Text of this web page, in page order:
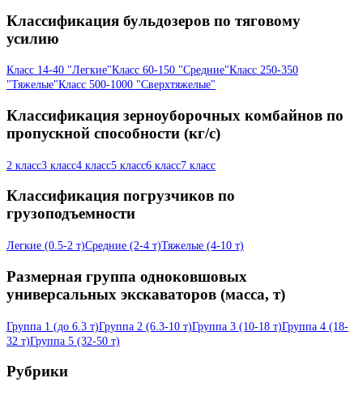
Классификация бульдозеров по тяговому
усилию
Класс 14-40 "Легкие"Класс 60-150 "Средние"Класс 250-350
"Тяжелые"Класс 500-1000 "Сверхтяжелые"
Классификация зерноуборочных комбайнов по
пропускной способности (кг/с)
2 класс3 класс4 класс5 класс6 класс7 класс
Классификация погрузчиков по
грузоподъемности
Легкие (0.5-2 т)Средние (2-4 т)Тяжелые (4-10 т)
Размерная группа одноковшовых
универсальных экскаваторов (масса, т)
Группа 1 (до 6.3 т)Группа 2 (6.3-10 т)Группа 3 (10-18 т)Группа 4 (18-
32 т)Группа 5 (32-50 т)
Рубрики